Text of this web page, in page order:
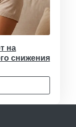
на
снижения